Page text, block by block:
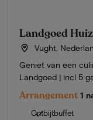
Landgoed
Vught,
Geniet van een
Landgoed | incl 5
Arrangement 1
Ontbijtbuffet